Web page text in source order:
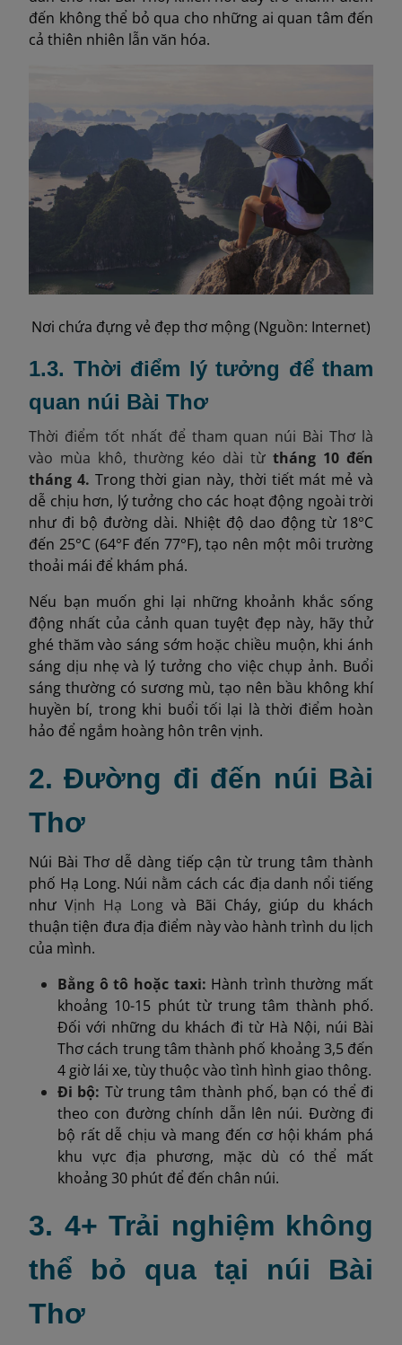
đến không thể bỏ qua cho những ai quan tâm đến
cả thiên nhiên lẫn văn hóa.
Nơi chứa đựng vẻ đẹp thơ mộng (Nguồn: Internet)
1.3. Thời điểm lý tưởng để tham
quan núi Bài Thơ
Thời điểm tốt nhất để tham quan núi Bài Thơ là
vào mùa khô, thường kéo dài từ tháng 10 đến
tháng 4. Trong thời gian này, thời tiết mát mẻ và
dễ chịu hơn, lý tưởng cho các hoạt động ngoài trời
như đi bộ đường dài. Nhiệt độ dao động từ 18°C
đến 25°C (64°F đến 77°F), tạo nên một môi trường
thoải mái để khám phá.
Nếu bạn muốn ghi lại những khoảnh khắc sống
động nhất của cảnh quan tuyệt đẹp này, hãy thử
ghé thăm vào sáng sớm hoặc chiều muộn, khi ánh
sáng dịu nhẹ và lý tưởng cho việc chụp ảnh. Buổi
sáng thường có sương mù, tạo nên bầu không khí
huyền bí, trong khi buổi tối lại là thời điểm hoàn
hảo để ngắm hoàng hôn trên vịnh.
2. Đường đi đến núi Bài
Thơ
Núi Bài Thơ dễ dàng tiếp cận từ trung tâm thành
phố Hạ Long. Núi nằm cách các địa danh nổi tiếng
như Vịnh Hạ Long và Bãi Cháy, giúp du khách
thuận tiện đưa địa điểm này vào hành trình du lịch
của mình.
Bằng ô tô hoặc taxi: Hành trình thường mất
khoảng 10-15 phút từ trung tâm thành phố.
Đối với những du khách đi từ Hà Nội, núi Bài
Thơ cách trung tâm thành phố khoảng 3,5 đến
4 giờ lái xe, tùy thuộc vào tình hình giao thông.
Đi bộ: Từ trung tâm thành phố, bạn có thể đi
theo con đường chính dẫn lên núi. Đường đi
bộ rất dễ chịu và mang đến cơ hội khám phá
khu vực địa phương, mặc dù có thể mất
khoảng 30 phút để đến chân núi.
3. 4+ Trải nghiệm không
thể bỏ qua tại núi Bài
Thơ